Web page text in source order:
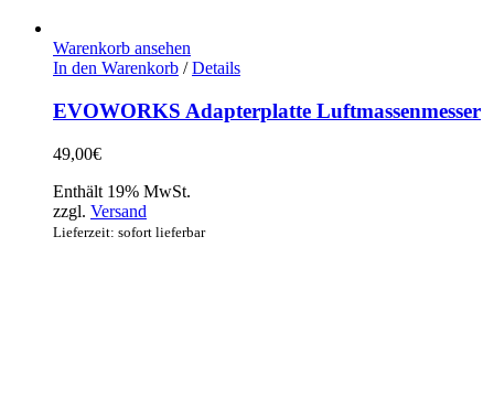
Warenkorb ansehen
In den Warenkorb / Details
EVOWORKS Adapterplatte Luftmassenmesser
49,00€
Enthält 19% MwSt.
zzgl. Versand
Lieferzeit: sofort lieferbar